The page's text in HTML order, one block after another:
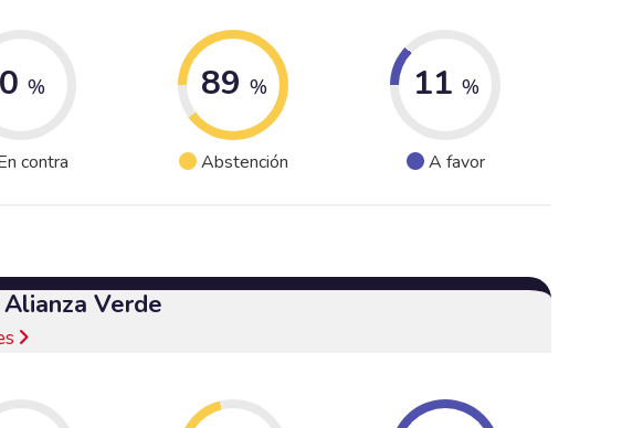
0 %
contra
89 %
Abstención
11 %
A favor
Verde